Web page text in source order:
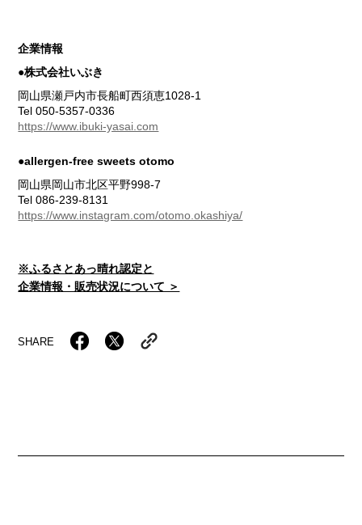
企業情報
●株式会社いぶき
岡山県瀬戸内市長船町西須恵1028-1
Tel 050-5357-0336
https://www.ibuki-yasai.com
●allergen-free sweets otomo
岡山県岡山市北区平野998-7
Tel 086-239-8131
https://www.instagram.com/otomo.okashiya/
※ふるさとあっ晴れ認定と
企業情報・販売状況について ＞
SHARE